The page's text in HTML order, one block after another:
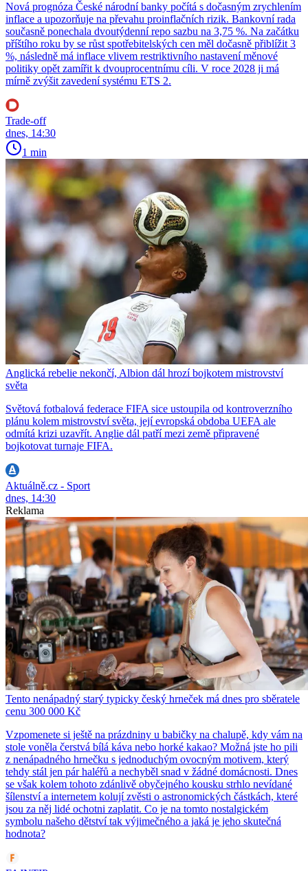
Nová prognóza České národní banky počítá s dočasným zrychlením
inflace a upozorňuje na převahu proinflačních rizik. Bankovní rada
současně ponechala dvoutýdenní repo sazbu na 3,75 %. Na začátku
příštího roku by se růst spotřebitelských cen měl dočasně přiblížit 3
%, následně má inflace vlivem restriktivního nastavení měnové
politiky opět zamířit k dvouprocentnímu cíli. V roce 2028 ji má
mírně zvýšit zavedení systému ETS 2.
Trade-off
dnes, 14:30
1 min
Anglická rebelie nekončí, Albion dál hrozí bojkotem mistrovství
světa
Světová fotbalová federace FIFA sice ustoupila od kontroverzního
plánu kolem mistrovství světa, její evropská obdoba UEFA ale
odmítá krizi uzavřít. Anglie dál patří mezi země připravené
bojkotovat turnaje FIFA.
Aktuálně.cz - Sport
dnes, 14:30
Reklama
Tento nenápadný starý typicky český hrneček má dnes pro sběratele
cenu 300 000 Kč
Vzpomenete si ještě na prázdniny u babičky na chalupě, kdy vám na
stole voněla čerstvá bílá káva nebo horké kakao? Možná jste ho pili
z nenápadného hrnečku s jednoduchým ovocným motivem, který
tehdy stál jen pár haléřů a nechyběl snad v žádné domácnosti. Dnes
se však kolem tohoto zdánlivě obyčejného kousku strhlo nevídané
šílenství a internetem kolují zvěsti o astronomických částkách, které
jsou za něj lidé ochotni zaplatit. Co je na tomto nostalgickém
symbolu našeho dětství tak výjimečného a jaká je jeho skutečná
hodnota?